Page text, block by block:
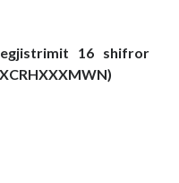
16 shifror